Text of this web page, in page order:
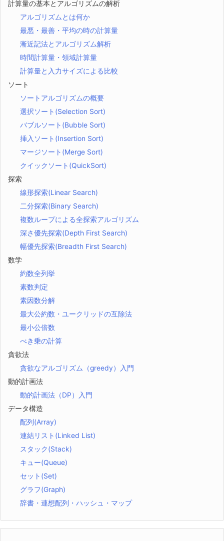
計算量の基本とアルゴリズムの解析
アルゴリズムとは何か
最悪・最善・平均の時の計算量
漸近記法とアルゴリズム解析
時間計算量・領域計算量
計算量と入力サイズによる比較
ソート
ソートアルゴリズムの概要
選択ソート(Selection Sort)
バブルソート(Bubble Sort)
挿入ソート(Insertion Sort)
マージソート(Merge Sort)
クイックソート(QuickSort)
探索
線形探索(Linear Search)
二分探索(Binary Search)
複数ループによる全探索アルゴリズム
深さ優先探索(Depth First Search)
幅優先探索(Breadth First Search)
数学
約数全列挙
素数判定
素因数分解
最大公約数・ユークリッドの互除法
最小公倍数
べき乗の計算
貪欲法
貪欲なアルゴリズム（greedy）入門
動的計画法
動的計画法（DP）入門
データ構造
配列(Array)
連結リスト(Linked List)
スタック(Stack)
キュー(Queue)
セット(Set)
グラフ(Graph)
辞書・連想配列・ハッシュ・マップ